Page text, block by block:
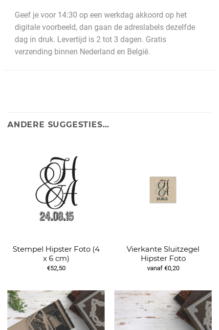
Geef je voor 14:30 op een werkdag akkoord op het
digitale voorbeeld, dan gaan de adreslabels dezelfde
dag in druk. Levertijd is 2 tot 3 dagen. Gratis
verzending binnen Nederland en België.
ANDERE SUGGESTIES…
Stempel Hipster Foto (4
x 6 cm)
€52,50
Vierkante Sluitzegel
Hipster Foto
vanaf €0,20